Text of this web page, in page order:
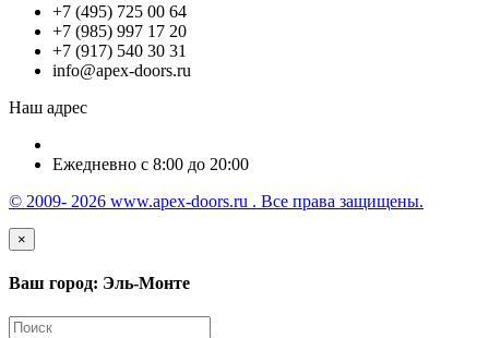
+7 (495) 725 00 64
+7 (985) 997 17 20
+7 (917) 540 30 31
info@apex-doors.ru
Наш адрес
Ежедневно с 8:00 до 20:00
© 2009- 2026 www.apex-doors.ru . Все права защищены.
×
Ваш город: Эль-Монте